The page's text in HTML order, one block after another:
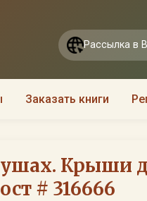
Рассылка в
Заказать книги
ушах. Крыши
# 316666